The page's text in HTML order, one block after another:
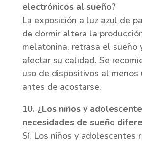
electrónicos al sueño?
La exposición a luz azul de
de dormir altera la
melatonina, retrasa el sueño
afectar su calidad. Se
uso de dispositivos al menos
antes de acostarse.
10. ¿Los niños y
necesidades de sueño
Sí. Los niños y adolescentes